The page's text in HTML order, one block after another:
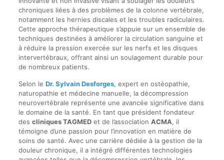
chroniques liées à des problèmes de la colonne vertébrale,
notamment les hernies discales et les troubles radiculaires.
Cette approche thérapeutique s’appuie sur un ensemble de
techniques destinées à améliorer la circulation sanguine et
à réduire la pression exercée sur les nerfs et les disques
intervertébraux, offrant ainsi un soulagement durable pour
de nombreux patients.
Selon le Dr. Sylvain Desforges, expert en ostéopathie,
naturopathie et médecine manuelle, la décompression
neurovertébrale représente une avancée significative dans
le domaine de la santé. En tant que président fondateur
des cliniques TAGMEDet de l’association ACMA, il
témoigne d’une passion pour l’innovation en matière de
soins de santé. Avec une carrière dédiée à la gestion de la
douleur chronique, il a intégré différentes technologies